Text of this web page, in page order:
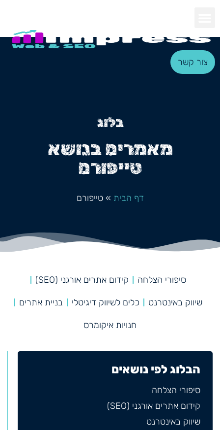
צור קשר
בלוג
מאמרים בנושא
טייפורם
דף הבית »טייפורם
סיפורי הצלחה קידום אתרים אורגני (SEO)
שיווק באינטרנט כלים לשיווק דיגיטלי בניית אתרים
חנויות איקומרס
הבלוג לפי נושאים
סיפורי הצלחה
קידום אתרים אורגני (SEO)
שיווק באינטרנט